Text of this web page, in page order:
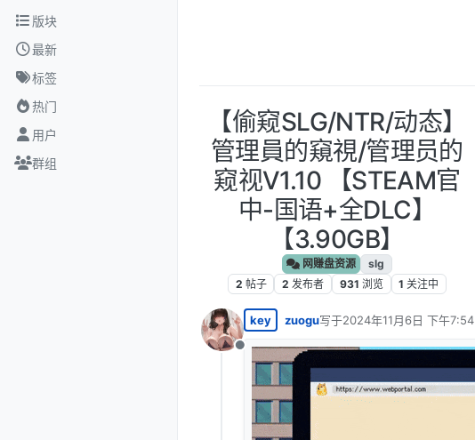
跳转至内容
版块
最新
标签
热门
用户
群组
【偷窥SLG/NTR/动态】
管理員的窺視/管理员的
窥视V1.10 【STEAM官
中-国语+全DLC】
【3.90GB】
网赚盘资源
slg
2 帖子 2 发布者 931 浏览 1 关注中
离线
key zuogu写于2024年11月6日 下午7:54
最后由 编辑